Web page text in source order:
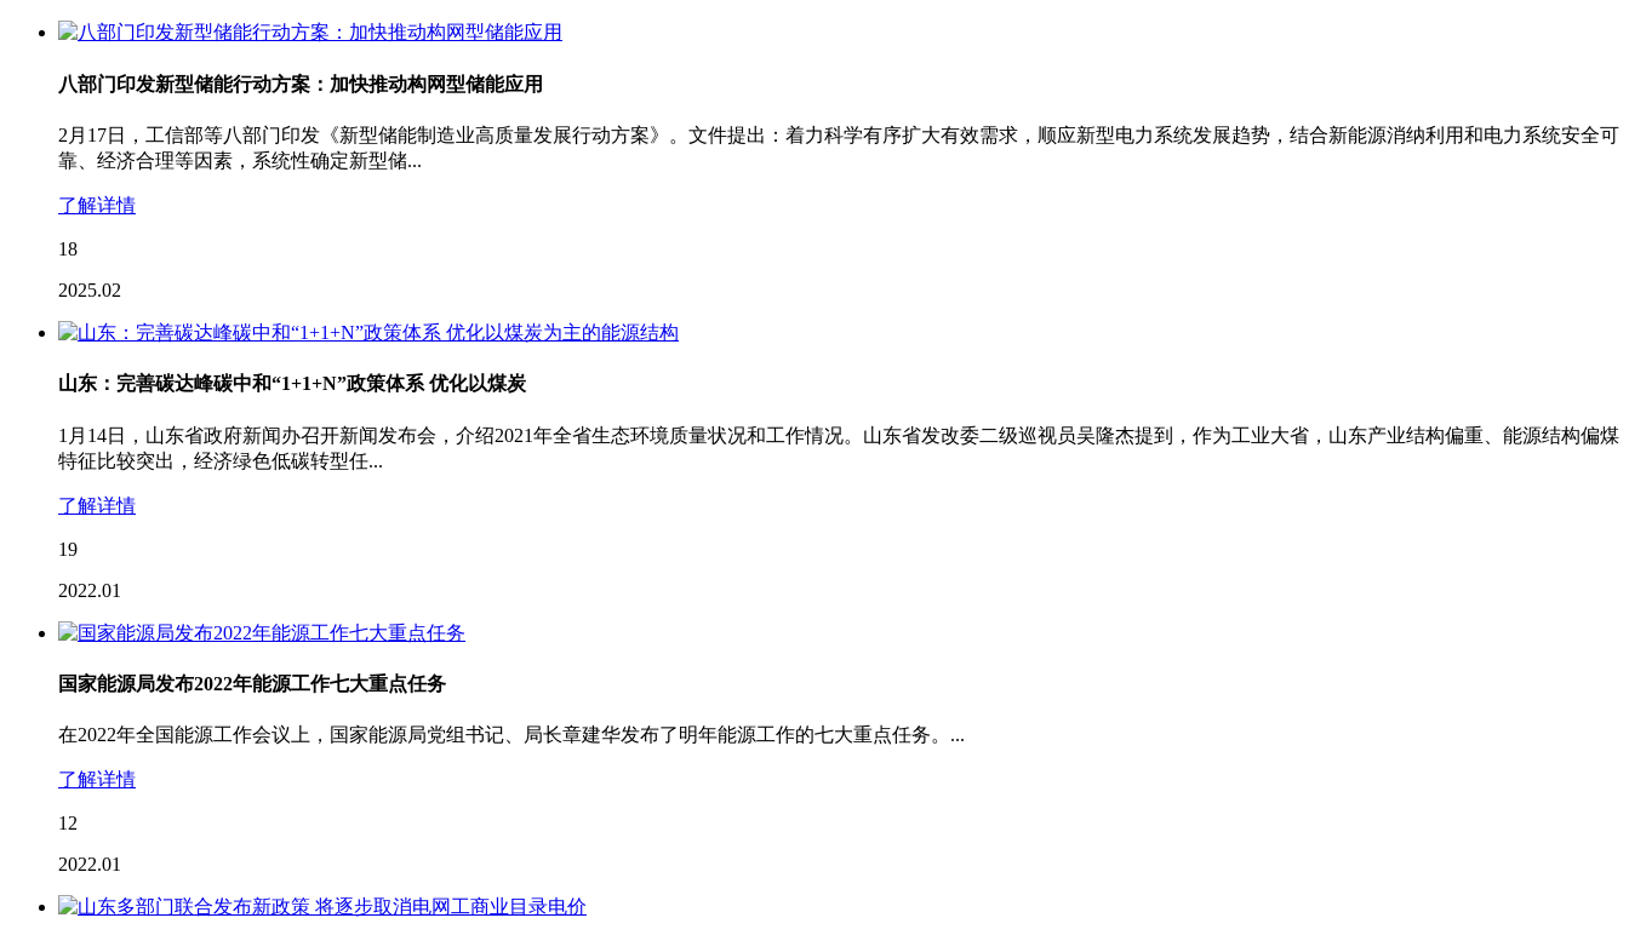
八部门印发新型储能行动方案：加快推动构网型储能应用
2月17日，工信部等八部门印发《新型储能制造业高质量发展行动方案》。文件提出：着力科学有序扩大有效需求，顺应新型电力系统发展趋势，结合新能源消纳利用和电力系统安全可
靠、经济合理等因素，系统性确定新型储...
了解详情
18
2025.02
山东：完善碳达峰碳中和“1+1+N”政策体系 优化以煤炭
1月14日，山东省政府新闻办召开新闻发布会，介绍2021年全省生态环境质量状况和工作情况。山东省发改委二级巡视员吴隆杰提到，作为工业大省，山东产业结构偏重、能源结构偏煤
特征比较突出，经济绿色低碳转型任...
了解详情
19
2022.01
国家能源局发布2022年能源工作七大重点任务
在2022年全国能源工作会议上，国家能源局党组书记、局长章建华发布了明年能源工作的七大重点任务。...
了解详情
12
2022.01